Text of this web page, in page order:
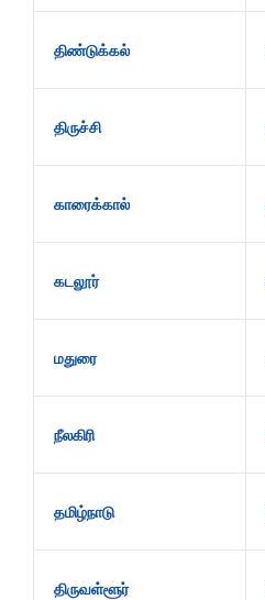
திண்டுக்கல்
திருச்சி
காரைக்கால்
கடலூர்
மதுரை
நீலகிரி
தமிழ்நாடு
திருவள்ளூர்